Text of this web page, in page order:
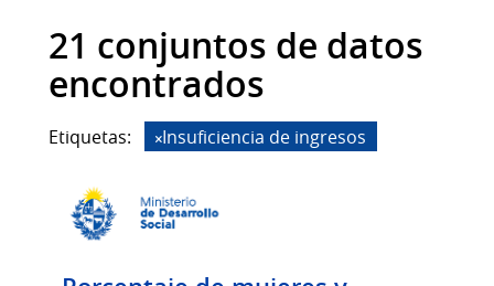
21 conjuntos de datos
encontrados
Etiquetas: Insuficiencia de ingresos